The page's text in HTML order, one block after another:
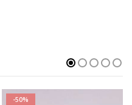
-50%